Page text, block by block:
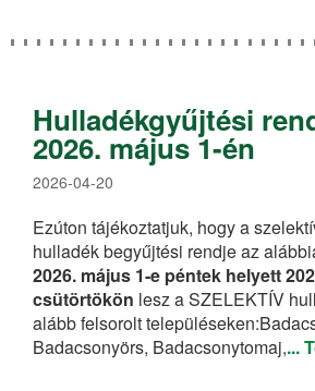
Időpont foglalás
Ellenőrzést gyakorló szervek ,
ellenőrzése
Panaszkezelés
Üzletszabályzat, ÁSZF
MOHU ZRt
Hulladékgyűjtési
2026. május 1-én
2026-04-20
Ezúton tájékoztatjuk, hogy a
hulladék begyűjtési rendje az
2026. május 1-e péntek helyett
csütörtökön lesz a SZELEKTÍV
alább felsorolt
Badacsonyörs, Badacsonytomaj,...